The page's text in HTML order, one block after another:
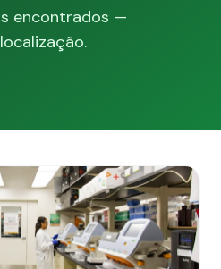
encontrados —